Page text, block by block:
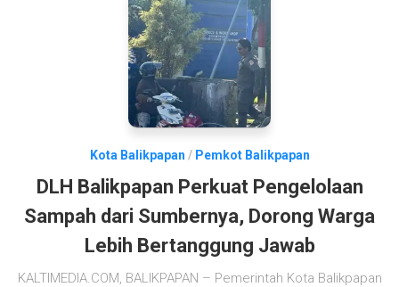
Kota Balikpapan / Pemkot Balikpapan
DLH Balikpapan Perkuat Pengelolaan
Sampah dari Sumbernya, Dorong Warga
Lebih Bertanggung Jawab
KALTIMEDIA.COM, BALIKPAPAN – Pemerintah Kota Balikpapan